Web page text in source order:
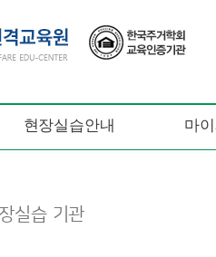
현장실습안내 마
실습 기관